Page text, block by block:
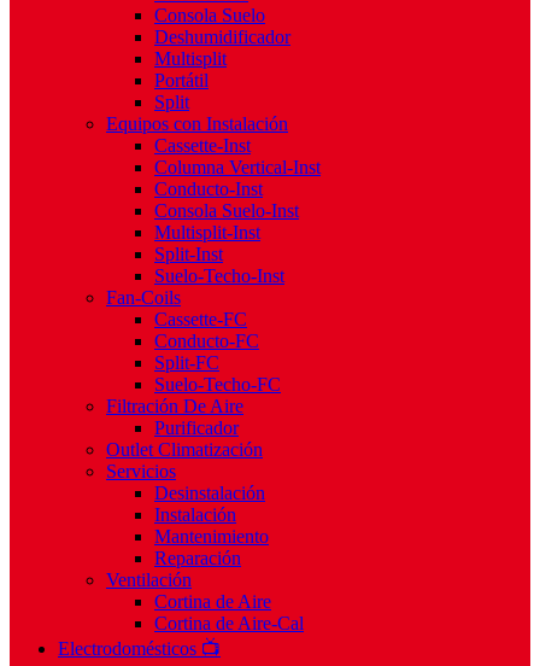
Consola Suelo
Deshumidificador
Multisplit
Portátil
Split
Equipos con Instalación
Cassette-Inst
Columna Vertical-Inst
Conducto-Inst
Consola Suelo-Inst
Multisplit-Inst
Split-Inst
Suelo-Techo-Inst
Fan-Coils
Cassette-FC
Conducto-FC
Split-FC
Suelo-Techo-FC
Filtración De Aire
Purificador
Outlet Climatización
Servicios
Desinstalación
Instalación
Mantenimiento
Reparación
Ventilación
Cortina de Aire
Cortina de Aire-Cal
Electrodomésticos 📺